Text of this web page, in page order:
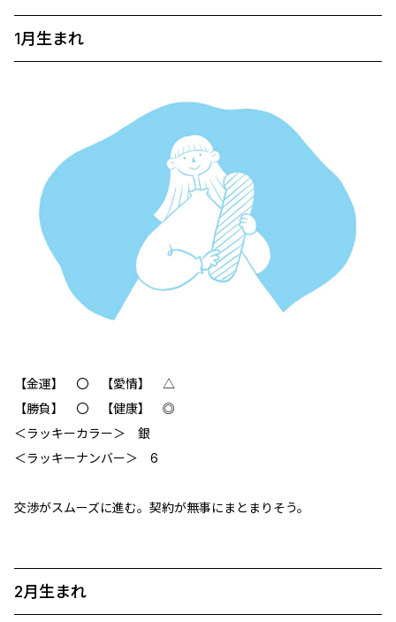
1月生まれ
【金運】 〇 【愛情】 △
【勝負】 〇 【健康】 ◎
＜ラッキーカラー＞ 銀
＜ラッキーナンバー＞ 6
交渉がスムーズに進む。契約が無事にまとまりそう。
2月生まれ